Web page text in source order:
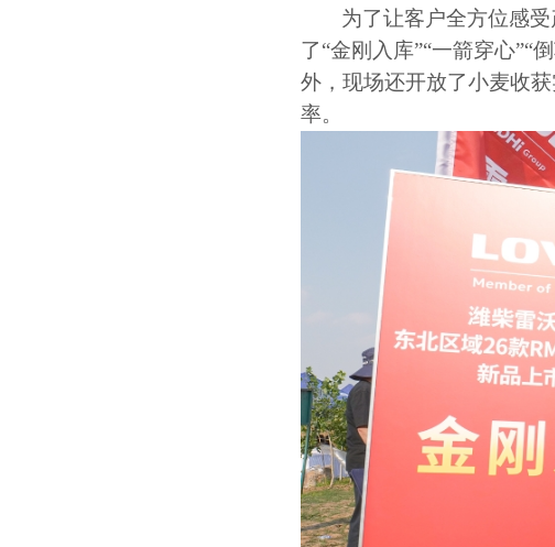
为了让客户全方位感
了“金刚入库”“一箭穿心”“
外，现场还开放了小麦收
率。